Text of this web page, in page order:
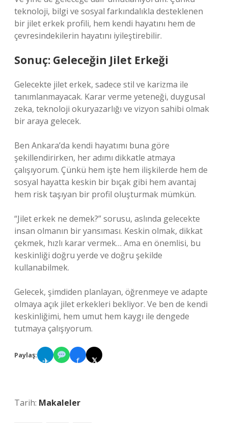
teknoloji, bilgi ve sosyal farkındalıkla desteklenen
bir jilet erkek profili, hem kendi hayatını hem de
çevresindekilerin hayatını iyileştirebilir.
Sonuç: Geleceğin Jilet Erkeği
Gelecekte jilet erkek, sadece stil ve karizma ile
tanımlanmayacak. Karar verme yeteneği, duygusal
zeka, teknoloji okuryazarlığı ve vizyon sahibi olmak
bir araya gelecek.
Ben Ankara’da kendi hayatımı buna göre
şekillendirirken, her adımı dikkatle atmaya
çalışıyorum. Çünkü hem işte hem ilişkilerde hem de
sosyal hayatta keskin bir bıçak gibi hem avantaj
hem risk taşıyan bir profil oluşturmak mümkün.
“Jilet erkek ne demek?” sorusu, aslında gelecekte
insan olmanın bir yansıması. Keskin olmak, dikkat
çekmek, hızlı karar vermek… Ama en önemlisi, bu
keskinliği doğru yerde ve doğru şekilde
kullanabilmek.
Gelecek, şimdiden planlayan, öğrenmeye ve adapte
olmaya açık jilet erkekleri bekliyor. Ve ben de kendi
keskinliğimi, hem umut hem kaygı ile dengede
tutmaya çalışıyorum.
Paylaş:
✈ f 𝕏
Tarih: Makaleler